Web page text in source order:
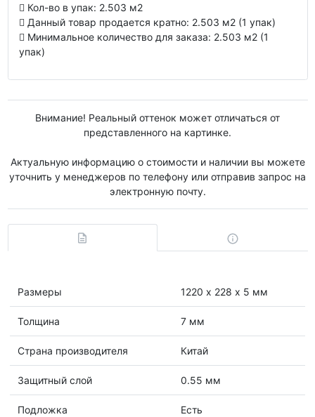
Кол-во в упак: 2.503 м2
Данный товар продается кратно: 2.503 м2 (1 упак)
Минимальное количество для заказа: 2.503 м2 (1
упак)
Внимание! Реальный оттенок может отличаться от
представленного на картинке.
Актуальную информацию о стоимости и наличии вы можете
уточнить у менеджеров по телефону или отправив запрос на
электронную почту.
Размеры 1220 х 228 х 5 мм
Толщина 7 мм
Страна производителя Китай
Защитный слой 0.55 мм
Подложка Есть